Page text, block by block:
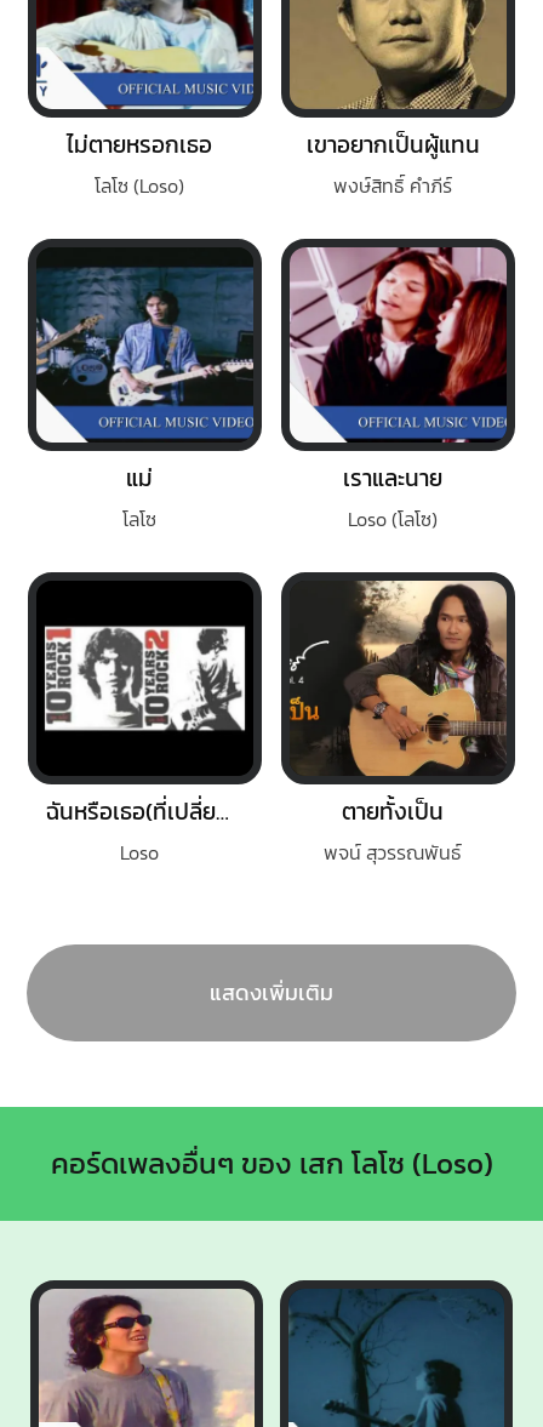
ไม่ตายหรอกเธอ
โลโซ (Loso)
เขาอยากเป็นผู้แทน
พงษ์สิทธิ์ คำภีร์
แม่
โลโซ
เราและนาย
Loso (โลโซ)
ฉันหรือเธอ(ที่เปลี่ยนไป)
Loso
ตายทั้งเป็น
พจน์ สุวรรณพันธ์
แสดงเพิ่มเติม
คอร์ดเพลงอื่นๆ ของ เสก โลโซ (Loso)